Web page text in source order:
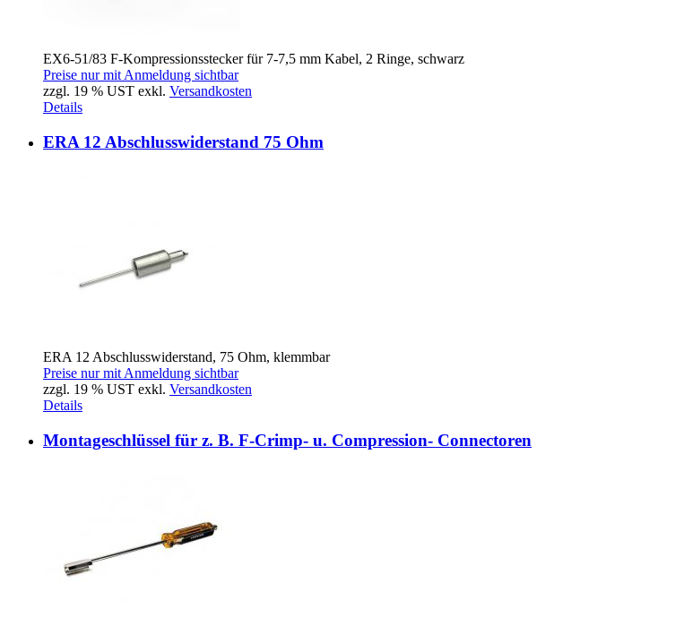
EX6-51/83 F-Kompressionsstecker für 7-7,5 mm Kabel, 2 Ringe, schwarz
Preise nur mit Anmeldung sichtbar
zzgl. 19 % UST exkl. Versandkosten
Details
ERA 12 Abschlusswiderstand 75 Ohm
ERA 12 Abschlusswiderstand, 75 Ohm, klemmbar
Preise nur mit Anmeldung sichtbar
zzgl. 19 % UST exkl. Versandkosten
Details
Montageschlüssel für z. B. F-Crimp- u. Compression- Connectoren